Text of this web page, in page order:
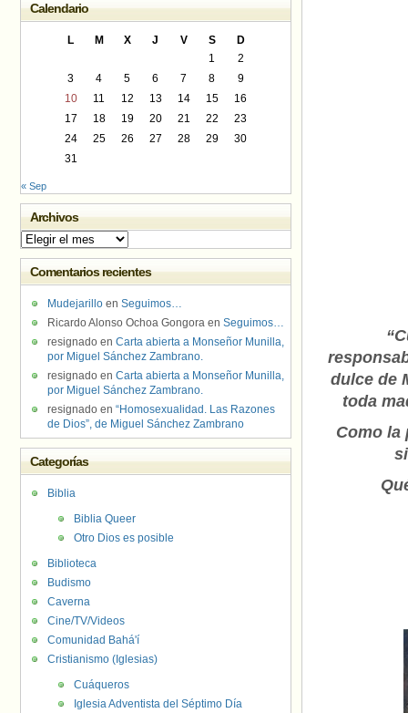
dulce de
toda
Como la
Calendario
L M X J V S
D
1
2
3
4 5 6 7 8
9
10
11 12 13 14 15
16
17
18 19 20 21 22
23
24
25 26 27 28 29
30
31
« Sep
Archivos
Archivos
Comentarios recientes
Mudejarillo en Seguimos…
Ricardo Alonso Ochoa Gongora en Seguimos…
resignado en Carta abierta a Monseñor Munilla,
por Miguel Sánchez Zambrano.
resignado en Carta abierta a Monseñor Munilla,
por Miguel Sánchez Zambrano.
resignado en “Homosexualidad. Las Razones
de Dios”, de Miguel Sánchez Zambrano
Categorías
Biblia
Biblia Queer
Otro Dios es posible
Biblioteca
Budismo
Caverna
Cine/TV/Videos
Comunidad Bahá'í
Cristianismo (Iglesias)
Cuáqueros
Iglesia Adventista del Séptimo Día